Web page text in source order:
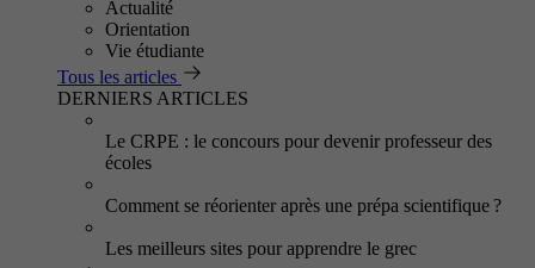
Actualité
Orientation
Vie étudiante
Tous les articles
DERNIERS ARTICLES
Le CRPE : le concours pour devenir professeur des
écoles
Comment se réorienter après une prépa scientifique ?
Les meilleurs sites pour apprendre le grec